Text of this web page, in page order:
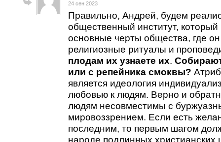
24 сен 2023
Правильно, Андрей, будем
общественный институт,
основные черты общества, где
религиозные ритуалы и
плодам их узнаете их.
или с репейника смоквы?
является идеология
любовью к людям. Верно и
людям несовместимы с
мировоззрением. Если есть
последним, то первым шагом
народе подлинных христианских